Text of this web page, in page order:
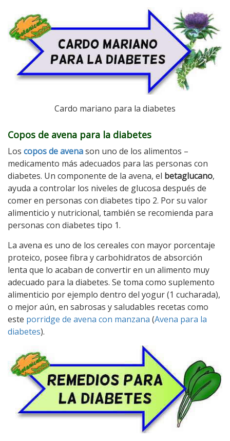
Cardo mariano para la diabetes
Copos de avena para la diabetes
Los copos de avenason uno de los alimentos –
medicamento más adecuados para las personas con
diabetes. Un componente de la avena, el betaglucano,
ayuda a controlar los niveles de glucosa después de
comer en personas con diabetes tipo 2. Por su valor
alimenticio y nutricional, también se recomienda para
personas con diabetes tipo 1.
La avena es uno de los cereales con mayor porcentaje
proteico, posee fibra y carbohidratos de absorción
lenta que lo acaban de convertir en un alimento muy
adecuado para la diabetes. Se toma como suplemento
alimenticio por ejemplo dentro del yogur (1 cucharada),
o mejor aún, en sabrosas y saludables recetas como
este porridge de avena con manzana (Avena para la
diabetes).